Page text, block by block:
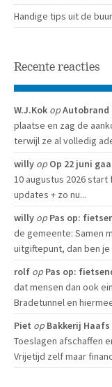
Handige tips uit de
Recente reacties
W.J.Kok opAutobrand
plaatse en zag de
terwijl ze al volledig
willy op Op 22 juni
10 augustus 2026 start
updates + zo nu...
willy op Pas op:
de gemeente: Samen
uitgiftepunt, dan ben
rolf op Pas op:
dat mensen dan ook
Bradetunnel en
Piet op Bakkerij
Toeslagen afschaffen
Vrijetijd zelf maar